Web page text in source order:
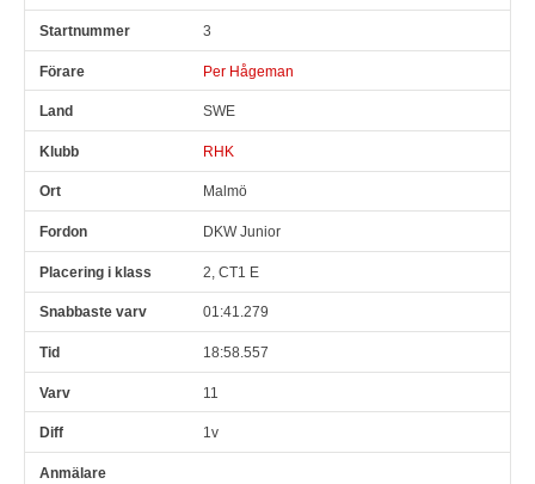
3
Per Hågeman
SWE
RHK
Malmö
DKW Junior
2, CT1 E
01:41.279
18:58.557
11
1v